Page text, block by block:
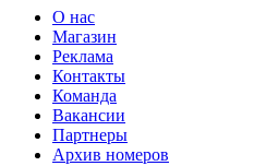
О нас
Магазин
Реклама
Контакты
Команда
Вакансии
Партнеры
Архив номеров